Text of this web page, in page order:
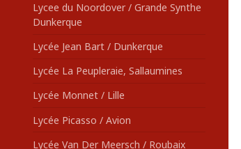
Lycee du Noordover / Grande Synthe
Dunkerque
Lycée Jean Bart / Dunkerque
Lycée La Peupleraie, Sallaumines
Lycée Monnet / Lille
Lycée Picasso / Avion
Lycée Van Der Meersch / Roubaix